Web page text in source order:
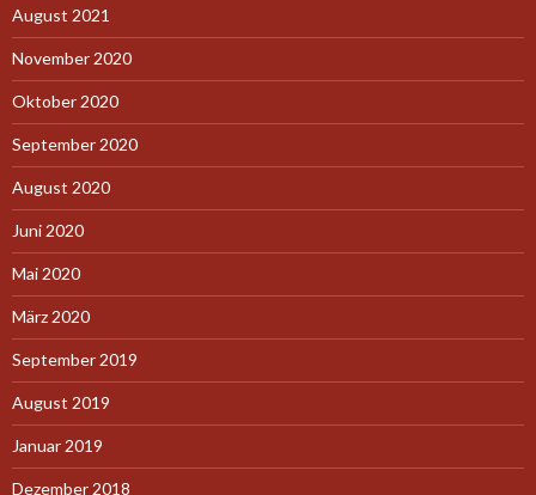
August 2021
November 2020
Oktober 2020
September 2020
August 2020
Juni 2020
Mai 2020
März 2020
September 2019
August 2019
Januar 2019
Dezember 2018